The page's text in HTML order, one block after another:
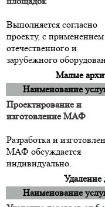
Выполняется согласно
проекту, с применением
отечественного и
зарубежного
Малые
Наименование
Проектирование и
изготовление МАФ
Разработка и
МАФ обсуждается
индивидуально.
Удаление
Наименование